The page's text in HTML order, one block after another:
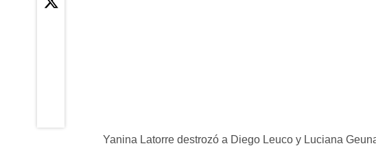
Yanina Latorre destrozó a Diego Leuco y Luciana